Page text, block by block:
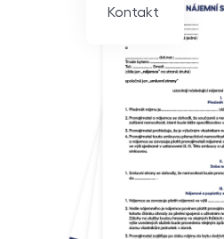
Kontakt